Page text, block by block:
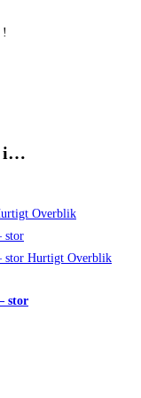
!
i…
Overblik
Hurtigt Overblik
stor